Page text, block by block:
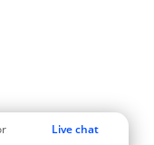
Live chat